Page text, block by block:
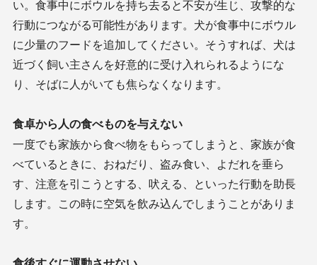
い。食事中にボウルを持ち去ると不安が生じ、攻撃的な
行動につながる可能性があります。犬が食事中にボウル
に少量のフードを追加してください。そうすれば、犬は
近づく飼い主さんを好意的に受け入れられるようにな
り、そばに人がいても焦らなくなります。
食卓から人の食べものを与えない
一度でも家族から食べ物をもらってしまうと、家族が食
べているときに、おねだり、盗み食い、よだれを垂ら
す、注意を引こうとする、吠える、といった行動を助長
します。この時に空気を飲み込んでしまうことがありま
す。